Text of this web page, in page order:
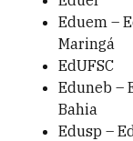
Eduem –
Maringá
EdUFSC
Eduneb –
Bahia
Edusp –